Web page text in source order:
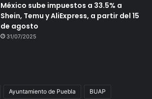
México sube impuestos a 33.5% a
Shein, Temu y AliExpress, a partir del 15
de agosto
31/07/2025
Ayuntamiento de Puebla BUAP